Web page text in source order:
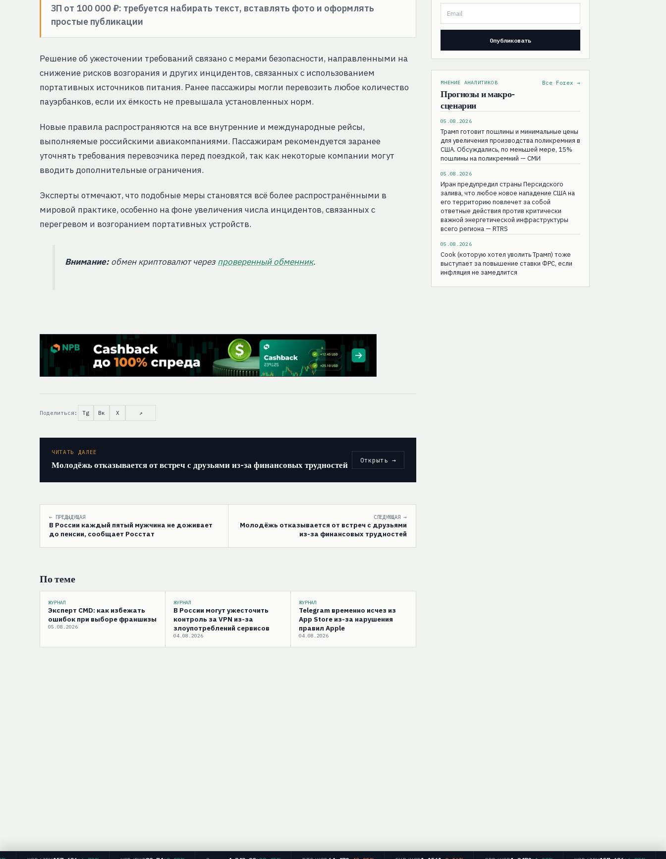
ЗП от 100 000 ₽: требуется набирать текст, вставлять фото и оформлять
простые публикации
Решение об ужесточении требований связано с мерами безопасности, направленными на
снижение рисков возгорания и других инцидентов, связанных с использованием
портативных источников питания. Ранее пассажиры могли перевозить любое количество
пауэрбанков, если их ёмкость не превышала установленных норм.
Новые правила распространяются на все внутренние и международные рейсы,
выполняемые российскими авиакомпаниями. Пассажирам рекомендуется заранее
уточнять требования перевозчика перед поездкой, так как некоторые компании могут
вводить дополнительные ограничения.
Эксперты отмечают, что подобные меры становятся всё более распространёнными в
мировой практике, особенно на фоне увеличения числа инцидентов, связанных с
перегревом и возгоранием портативных устройств.
Внимание:обмен криптовалют через проверенный обменник.
Поделиться: Tg Вк X ↗
ЧИТАТЬ ДАЛЕЕ
Молодёжь отказывается от встреч с друзьями из-за финансовых трудностей Открыть →
← ПРЕДЫДУЩАЯ
В России каждый пятый мужчина не доживает
до пенсии, сообщает Росстат
СЛЕДУЮЩАЯ →
Молодёжь отказывается от встреч с друзьями
из-за финансовых трудностей
По теме
ЖУРНАЛ
Эксперт CMD: как избежать
ошибок при выборе франшизы
05.08.2026
ЖУРНАЛ
В России могут ужесточить
контроль за VPN из-за
злоупотреблений сервисов
04.08.2026
ЖУРНАЛ
Telegram временно исчез из
App Store из-за нарушения
правил Apple
04.08.2026
МНЕНИЕ АНАЛИТИКОВ
Прогнозы и макро-
сценарии
Все Forex →
05.08.2026
Трамп готовит пошлины и минимальные цены
для увеличения производства поликремния в
США. Обсуждались, по меньшей мере, 15%
пошлины на поликремний — СМИ
05.08.2026
Иран предупредил страны Персидского
залива, что любое новое нападение США на
его территорию повлечет за собой
ответные действия против критически
важной энергетической инфраструктуры
всего региона — RTRS
05.08.2026
Cook (которую хотел уволить Трамп) тоже
выступает за повышение ставки ФРС, если
инфляция не замедлится